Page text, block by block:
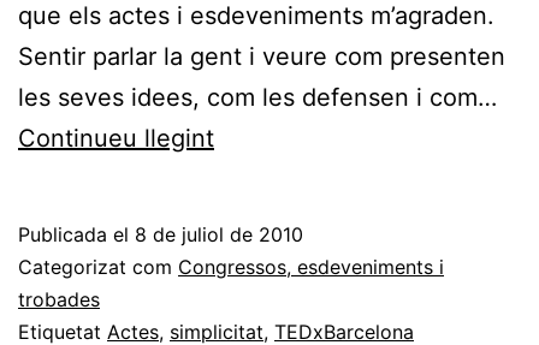
que els actes i esdeveniments m’agraden.
Sentir parlar la gent i veure com presenten
les seves idees, com les defensen i com…
Continueu llegintM’agrada
la
Publicada el 8 de juliol de 2010
Categorizat com Congressos, esdeveniments i
trobades
Etiquetat Actes, simplicitat, TEDxBarcelona